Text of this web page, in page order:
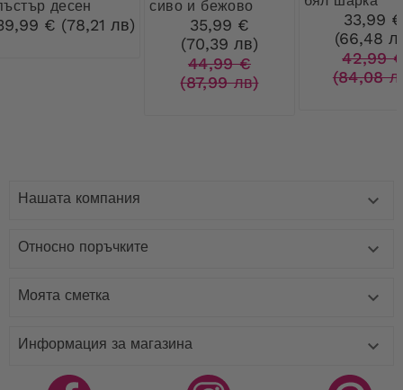
десен
€ (78,21 лв)
сиво и бежово
35,99 €
(70,39 лв)
44,99 €
(87,99 лв)
33,99 €
(66,48
42,99
(84,08
Нашата компания 
Относно поръчките 
Моята сметка 
Информация за магазина 